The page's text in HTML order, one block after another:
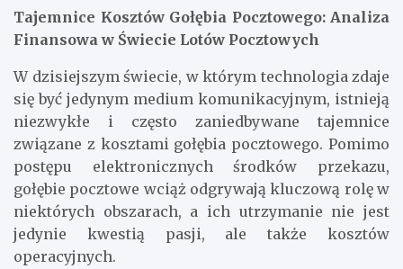
Tajemnice Kosztów Gołębia Pocztowego: Analiza
Finansowa w Świecie Lotów Pocztowych
W dzisiejszym świecie, w którym technologia zdaje
się być jedynym medium komunikacyjnym, istnieją
niezwykłe i często zaniedbywane tajemnice
związane z kosztami gołębia pocztowego. Pomimo
postępu elektronicznych środków przekazu,
gołębie pocztowe wciąż odgrywają kluczową rolę w
niektórych obszarach, a ich utrzymanie nie jest
jedynie kwestią pasji, ale także kosztów
operacyjnych.